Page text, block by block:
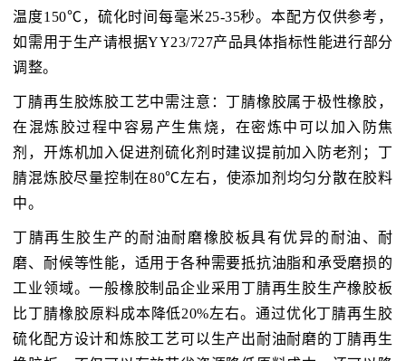
温度150℃，硫化时间每毫米25-35秒。本配方仅供参考，
如需用于生产请根据YY23/727产品具体指标性能进行部分
调整。
丁腈再生胶炼胶工艺中需注意：丁腈橡胶属于极性橡胶，
在混炼胶过程中容易产生焦烧，在密炼中可以加入防焦
剂，开炼机加入促进剂硫化剂时建议提前加入防老剂；丁
腈混炼胶尽量控制在80℃左右，使添加剂均匀分散在胶料
中。
丁腈再生胶生产的耐油耐磨橡胶板具有优异的耐油、耐
磨、耐候等性能，适用于各种需要抵抗油脂和承受磨损的
工业领域。一般橡胶制品企业采用丁腈再生胶生产橡胶板
比丁腈橡胶原料成本降低20%左右。通过优化丁腈再生胶
硫化配方设计和炼胶工艺可以生产出耐油耐磨的丁腈再生